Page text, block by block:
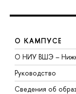
О КАМПУСЕ
О НИУ ВШЭ –
Руководство
Сведения об